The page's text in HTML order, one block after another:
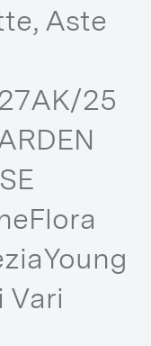
Aste
AK/25
Flora
Young